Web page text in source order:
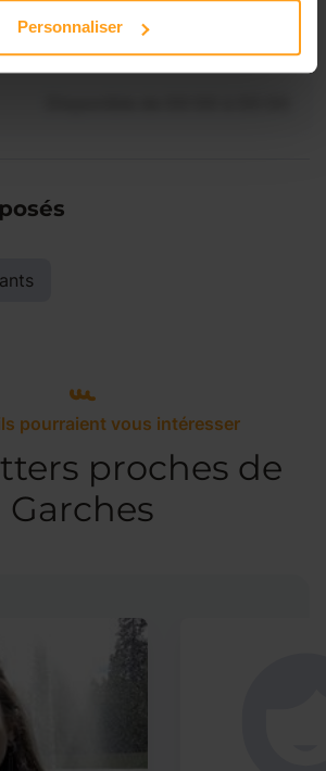
Personnaliser
Disponible de 00:00 à 00:00
pourraient vous intéresser
proches de
Garches